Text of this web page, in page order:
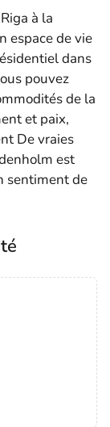
à la
espace de vie
dans
pouvez
de la
et paix,
De vraies
est
sentiment de